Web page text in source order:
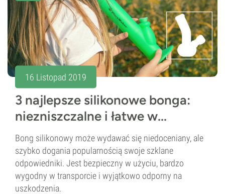
16 Listopad 2019
3 najlepsze silikonowe bonga:
niezniszczalne i łatwe w...
Bong silikonowy może wydawać się niedoceniany, ale
szybko dogania popularnością swoje szklane
odpowiedniki. Jest bezpieczny w użyciu, bardzo
wygodny w transporcie i wyjątkowo odporny na
uszkodzenia.